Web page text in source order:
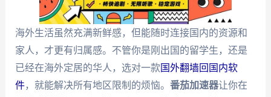
海外生活虽然充满新鲜感，但能随时连接国内的资源和
家人，才更有归属感。不管你是刚出国的留学生，还是
已经在海外定居的华人，选对一款 国外翻墙回国内软
件，就能解决所有地区限制的烦恼。 番茄加速器让你在